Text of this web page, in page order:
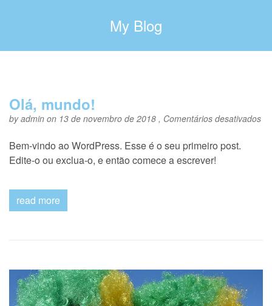
My Blog
Olá, mundo!
byadmin on 13 de novembro de 2018 , Comentários desativadosem
Bem-vindo ao WordPress. Esse é o seu primeiro post.
Edite-o ou exclua-o, e então comece a escrever!
read more